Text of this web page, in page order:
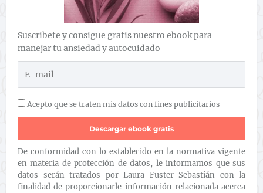
Suscribete y consigue gratis nuestro ebook para
manejar tu ansiedad y autocuidado
Acepto que se traten mis datos con fines publicitarios
De conformidad con lo establecido en la normativa vigente
en materia de protección de datos, le informamos que sus
datos serán tratados por Laura Fuster Sebastián con la
finalidad de proporcionarle información relacionada acerca